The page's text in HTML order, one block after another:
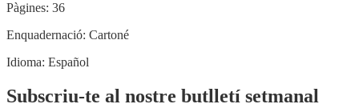
Pàgines: 36
Enquadernació: Cartoné
Idioma: Español
Subscriu-te al nostre butlletí setmanal